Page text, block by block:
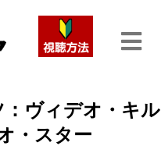
ヴィデオ・キル
・スター